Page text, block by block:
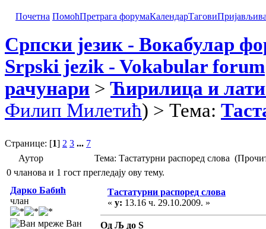
Почетна ПомоћПретрага форумаКалендарТагови
Српски језик - Вокабулар
Srpski jezik - Vokabular forum
рачунари >Ћирилица и
Филип Милетић) > Тема:
Странице: [1] 2 3 ... 7
Аутор
Тема: Тастатурни распоред слова
0 чланова и 1 гост прегледају ову тему.
Дарко Бабић
члан
Ван
Тастатурни распоред слова
« у: 13.16 ч. 29.10.2009. »
Од Љ до Ѕ